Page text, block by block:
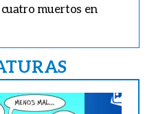
muertos en